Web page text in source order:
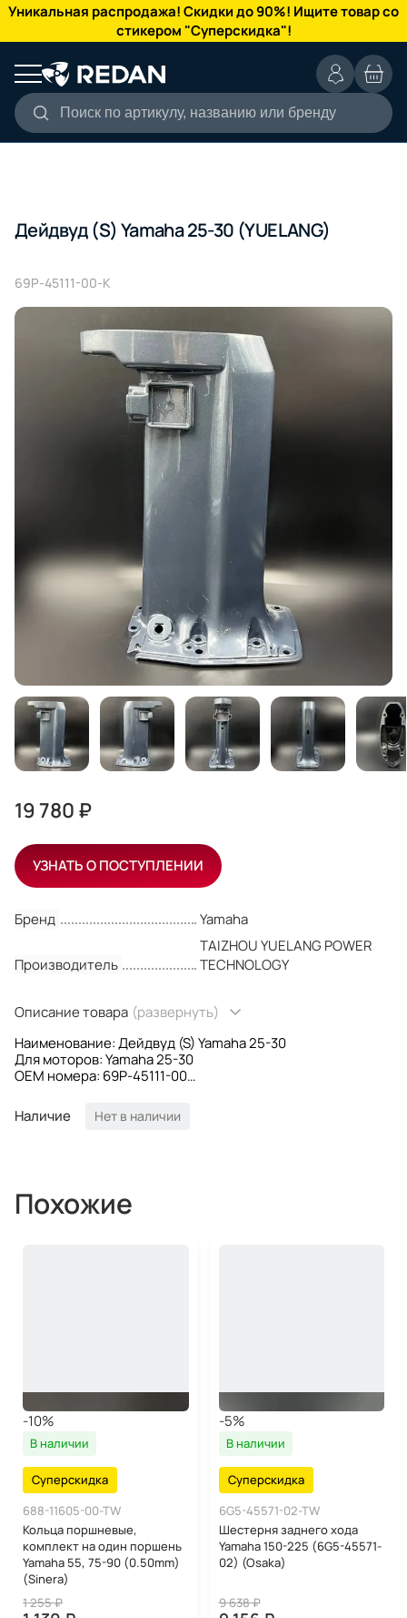
Уникальная распродажа! Скидки до 90%! Ищите товар со
стикером "Суперскидка"!
Поиск по артикулу, названию или бренду
КАТАЛОГ
Дейдвуд (S) Yamaha 25-30 (YUELANG)
69P-45111-00-K
Бренд Yamaha
Производитель
TAIZHOU YUELANG POWER
TECHNOLOGY
Описание товара (развернуть)
Наименование: Дейдвуд (S) Yamaha 25-30
Для моторов: Yamaha 25-30
OEM номера: 69P-45111-00
Наличие
Нет в наличии
19 780 ₽
УЗНАТЬ О ПОСТУПЛЕНИИ
Похожие
-10%
В наличии
Суперскидка
688-11605-00-TW
Кольца поршневые,
комплект на один поршень
Yamaha 55, 75-90 (0.50mm)
(Sinera)
1 255 ₽
-5%
В наличии
Суперскидка
6G5-45571-02-TW
Шестерня заднего хода
Yamaha 150-225 (6G5-45571-
02) (Osaka)
9 638 ₽